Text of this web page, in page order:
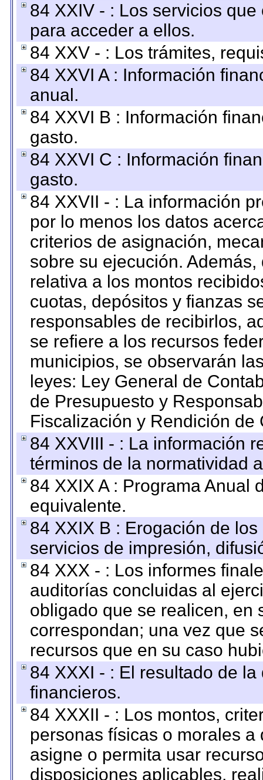
84 XXIV - : Los servicios
para acceder a ellos.
84 XXV - : Los trámites,
84 XXVI A : Información
anual.
84 XXVI B : Información
gasto.
84 XXVI C : Información
gasto.
84 XXVII - : La información
por lo menos los datos
criterios de asignación,
sobre su ejecución.
relativa a los montos
cuotas, depósitos y fianzas
responsables de recibirlos,
se refiere a los recursos
municipios, se observarán
leyes: Ley General de
de Presupuesto y
Fiscalización y Rendición
84 XXVIII - : La información
términos de la normatividad
84 XXIX A : Programa Anual
equivalente.
84 XXIX B : Erogación de
servicios de impresión,
84 XXX - : Los informes
auditorías concluidas al
obligado que se realicen, en
correspondan; una vez que
recursos que en su caso
84 XXXI - : El resultado de
financieros.
84 XXXII - : Los montos,
personas físicas o morales
asigne o permita usar
disposiciones aplicables,